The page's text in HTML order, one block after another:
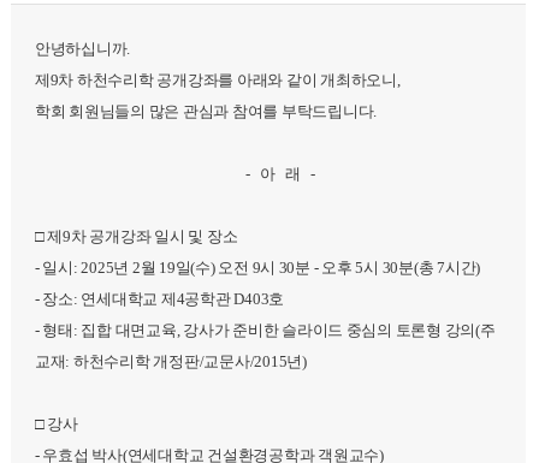
안녕하십니까.
제9차 하천수리학 공개강좌를 아래와 같이 개최하오니,
학회 회원님들의 많은 관심과 참여를 부탁드립니다.
- 아 래 -
□ 제9차 공개강좌 일시 및 장소
- 일시: 2025년 2월 19일(수) 오전 9시 30분 - 오후 5시 30분(총 7시간)
- 장소: 연세대학교 제4공학관 D403호
- 형태: 집합 대면교육, 강사가 준비한 슬라이드 중심의 토론형 강의(주
교재: 하천수리학 개정판/교문사/2015년)
□ 강사
- 우효섭 박사(연세대학교 건설환경공학과 객원교수)